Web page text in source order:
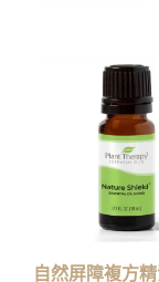
自然屏障複方精